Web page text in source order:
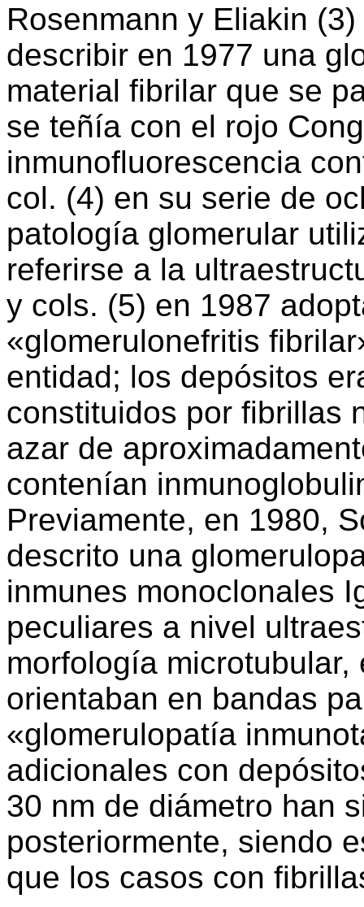
Rosenmann y Eliakin
describir en 1977 una
material fibrilar que se
se teñía con el rojo
inmunofluorescencia
col. (4) en su serie de
patología glomerular
referirse a la
y cols. (5) en 1987
«glomerulonefritis
entidad; los depósitos
constituidos por fibrillas
azar de
contenían
Previamente, en 1980,
descrito una
inmunes monoclonales
peculiares a nivel
morfología
orientaban en bandas
«glomerulopatía
adicionales con
30 nm de diámetro han
posteriormente, siendo
que los casos con